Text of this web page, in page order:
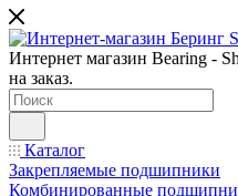
Интернет магазин Bearing -
на заказ.
Каталог
Закрепляемые подшипники
Комбинированные